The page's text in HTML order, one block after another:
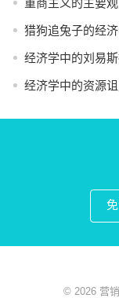
重商主义的主要
猎狗追兔子的经
经济学中的刘易
经济学中的资源
© 2026 营